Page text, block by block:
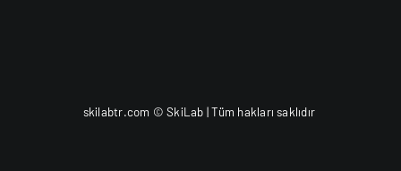
skilabtr.com © SkiLab | Tüm hakları saklıdır